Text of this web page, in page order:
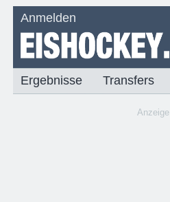
Anmelden
Ergebnisse Transfers
Anzeige